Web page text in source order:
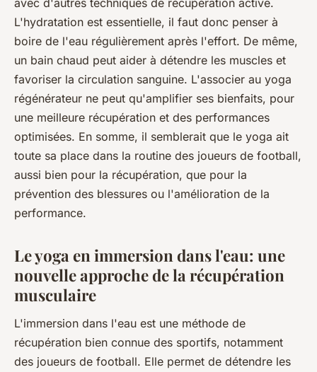
L'hydratation est essentielle, il faut donc penser à
boire de l'eau régulièrement après l'effort. De même,
un bain chaud peut aider à détendre les muscles et
favoriser la circulation sanguine. L'associer au yoga
régénérateur ne peut qu'amplifier ses bienfaits, pour
une meilleure récupération et des performances
optimisées. En somme, il semblerait que le yoga ait
toute sa place dans la routine des joueurs de football,
aussi bien pour la récupération, que pour la
prévention des blessures ou l'amélioration de la
performance.
Le yoga en immersion dans l'eau: une
nouvelle approche de la récupération
musculaire
L'immersion dans l'eau est une méthode de
récupération bien connue des sportifs, notamment
des joueurs de football. Elle permet de détendre les